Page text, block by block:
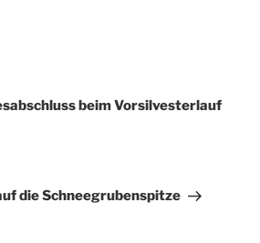
beim Vorsilvesterlauf
die Schneegrubenspitze